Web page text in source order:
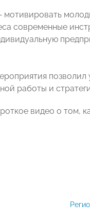
современные
позволил
работы и
видео о том,